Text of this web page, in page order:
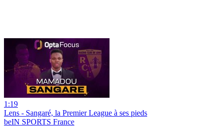
1:19
Lens - Sangaré, la Premier League à ses pieds
beIN SPORTS France